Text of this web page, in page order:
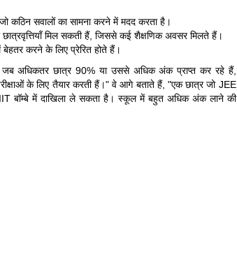
कठिन सवालों का सामना करने में मदद करता है।
छात्रवृत्तियाँ मिल सकती हैं, जिससे कई शैक्षणिक अवसर मिलते हैं।
करने के लिए प्रेरित होते हैं।
अधिकतर छात्र 90% या उससे अधिक अंक प्राप्त कर रहे हैं,
के लिए तैयार करती हैं।" वे आगे बताते हैं, "एक छात्र जो JEE
बॉम्बे में दाखिला ले सकता है। स्कूल में बहुत अधिक अंक लाने की